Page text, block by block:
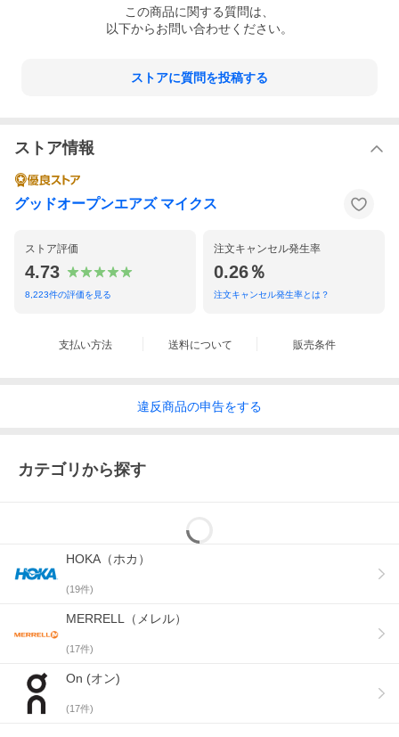
この商品に関する質問は、
以下からお問い合わせください。
ストアに質問を投稿する
ストア情報
グッドオープンエアズ マイクス
ストア評価
4.73
8,223件の評価を見る
注文キャンセル発生率
0.26％
注文キャンセル発生率とは？
支払い方法 送料について 販売条件
違反商品の申告をする
カテゴリから探す
HOKA（ホカ）
(19件)
MERRELL（メレル）
(17件)
On (オン)
(17件)